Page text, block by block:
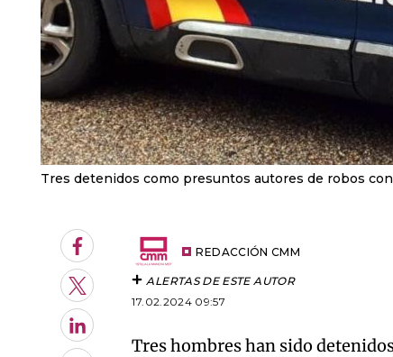
Tres detenidos como presuntos autores de robos
Facebook
Twitter
LinkedIn
REDACCIÓN CMM
ALERTAS DE ESTE AUTOR
17.02.2024 09:57
Tres hombres han sido